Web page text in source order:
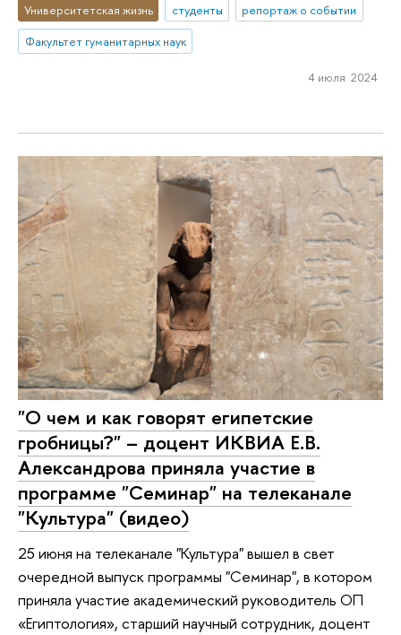
Университетская жизнь студенты
репортаж о событии
Факультет гуманитарных наук
4 июля 2024
"О чем и как говорят египетские
гробницы?" – доцент ИКВИА Е.В.
Александрова приняла участие в
программе "Семинар" на телеканале
"Культура" (видео)
25 июня на телеканале "Культура" вышел в свет
очередной выпуск программы "Семинар", в котором
приняла участие академический руководитель ОП
«Египтология», старший научный сотрудник, доцент